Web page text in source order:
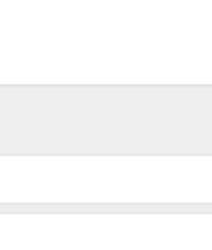
、札幌「ニュークラブ」の